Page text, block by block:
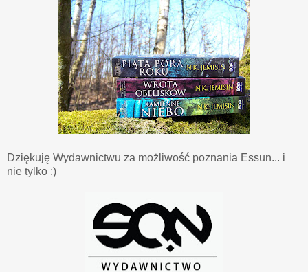
Dziękuję Wydawnictwu za możliwość poznania Essun... i
nie tylko :)